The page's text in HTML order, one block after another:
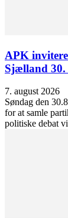
APK
Sjælland 30.
7. august 2026
Søndag den
for at samle
politiske debat